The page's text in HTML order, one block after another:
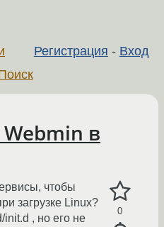
Регистрация - Вход
в
0
чтобы
загрузке Linux?
init.d , но его не